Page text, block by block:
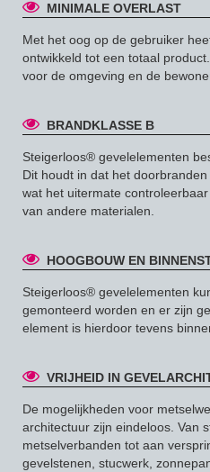
MINIMALE OVERLAST
Met het oog op de gebruiker
ontwikkeld tot een totaal
voor de omgeving en de
BRANDKLASSE B
Steigerloos® gevelelementen
Dit houdt in dat het
wat het uitermate
van andere materialen.
HOOGBOUW EN
Steigerloos® gevelelementen
gemonteerd worden en er zijn
element is hierdoor tevens
VRIJHEID IN
De mogelijkheden voor
architectuur zijn eindeloos. Van
metselverbanden tot aan
gevelstenen, stucwerk,